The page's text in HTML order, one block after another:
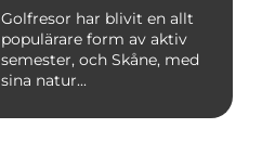
Golfresor har blivit en allt
populärare form av aktiv
semester, och Skåne, med
sina natur...